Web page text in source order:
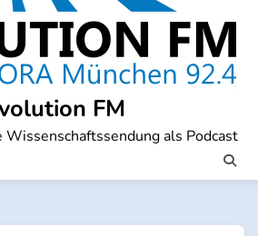
FM
als Podcast